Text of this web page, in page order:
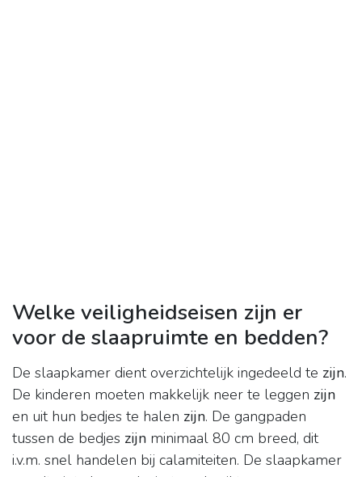
Welke veiligheidseisen zijn er
voor de slaapruimte en bedden?
De slaapkamer dient overzichtelijk ingedeeld te zijn.
De kinderen moeten makkelijk neer te leggen zijn
en uit hun bedjes te halen zijn. De gangpaden
tussen de bedjes zijn minimaal 80 cm breed, dit
i.v.m. snel handelen bij calamiteiten. De slaapkamer